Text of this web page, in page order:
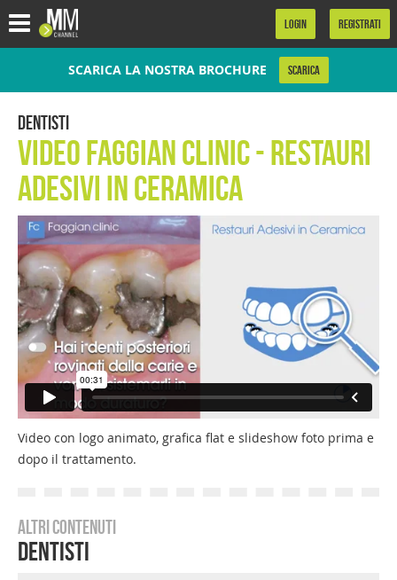
LOGIN REGISTRATI
SCARICA LA NOSTRA BROCHURE SCARICA
Dentisti
Video Faggian Clinic - Restauri
adesivi in ceramica
Video con logo animato, grafica flat e slideshow foto prima e
dopo il trattamento.
Altri contenuti
Dentisti